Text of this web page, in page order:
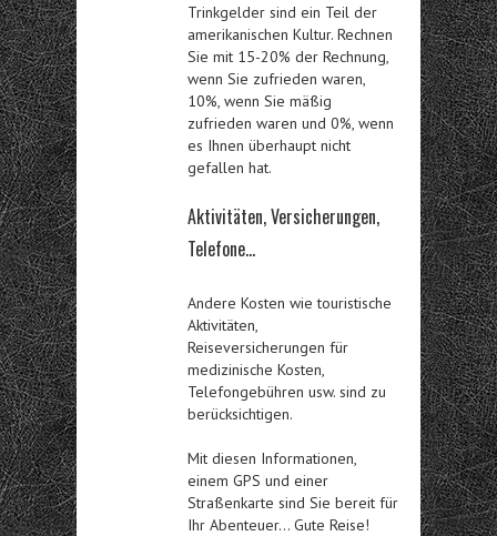
Trinkgelder sind ein Teil der
amerikanischen Kultur. Rechnen
Sie mit 15-20% der Rechnung,
wenn Sie zufrieden waren,
10%, wenn Sie mäßig
zufrieden waren und 0%, wenn
es Ihnen überhaupt nicht
gefallen hat.
Aktivitäten, Versicherungen,
Telefone…
Andere Kosten wie touristische
Aktivitäten,
Reiseversicherungen für
medizinische Kosten,
Telefongebühren usw. sind zu
berücksichtigen.
Mit diesen Informationen,
einem GPS und einer
Straßenkarte sind Sie bereit für
Ihr Abenteuer… Gute Reise!